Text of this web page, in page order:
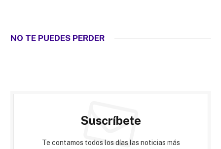
NO TE PUEDES PERDER
Suscríbete
Te contamos todos los días las noticias más